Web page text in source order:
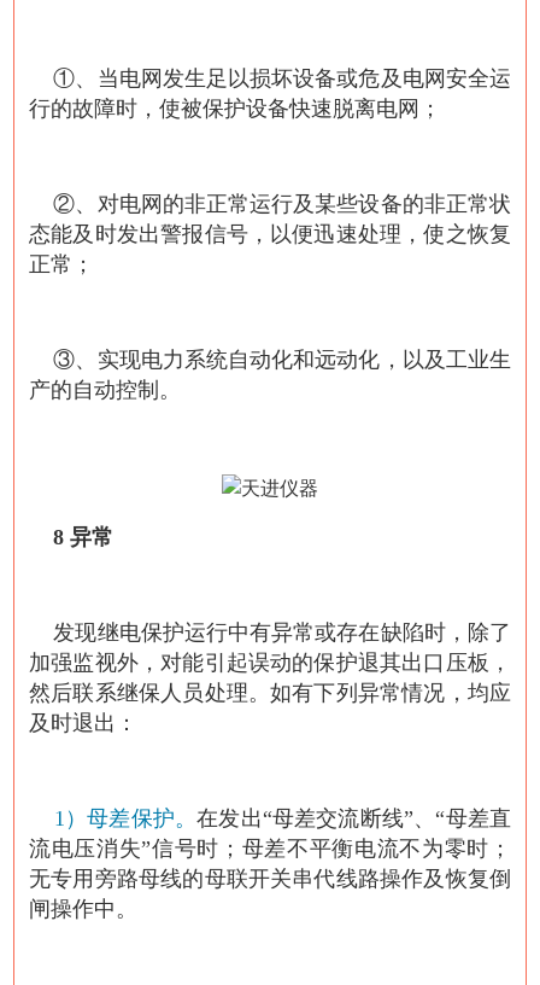
①、当电网发生足以损坏设备或危及电网安全运
行的故障时，使被保护设备快速脱离电网；
②、对电网的非正常运行及某些设备的非正常状
态能及时发出警报信号，以便迅速处理，使之恢复
正常；
③、实现电力系统自动化和远动化，以及工业生
产的自动控制。
8 异常
发现继电保护运行中有异常或存在缺陷时，除了
加强监视外，对能引起误动的保护退其出口压板，
然后联系继保人员处理。如有下列异常情况，均应
及时退出：
1）母差保护。在发出“母差交流断线”、“母差直
流电压消失”信号时；母差不平衡电流不为零时；
无专用旁路母线的母联开关串代线路操作及恢复倒
闸操作中。